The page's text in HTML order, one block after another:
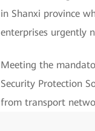
in Shanxi province
enterprises urgently
Meeting the
Security Protection
from transport